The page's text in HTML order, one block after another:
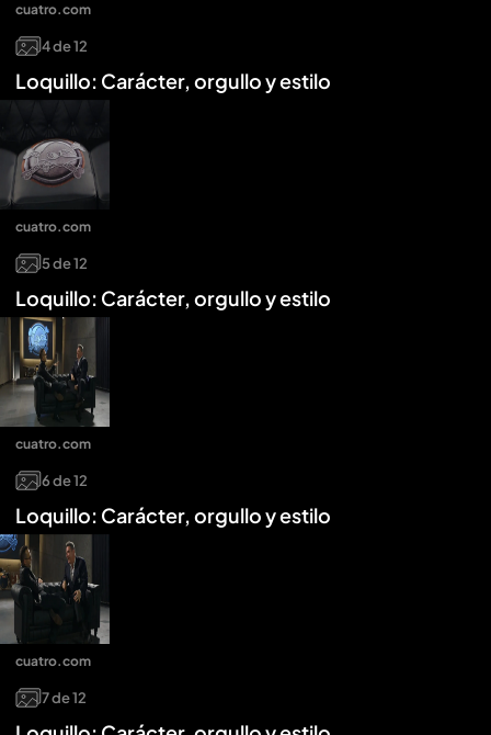
4de12
Loquillo: Carácter, orgullo y estilo
cuatro.com
5de12
Loquillo: Carácter, orgullo y estilo
cuatro.com
6de12
Loquillo: Carácter, orgullo y estilo
cuatro.com
7de12
cuatro.com